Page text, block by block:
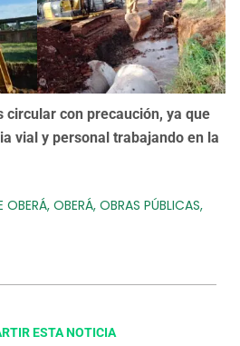
circular con precaución, ya que
vial y personal trabajando en la
OBERÁ, OBERÁ, OBRAS PÚBLICAS,
ESTA NOTICIA